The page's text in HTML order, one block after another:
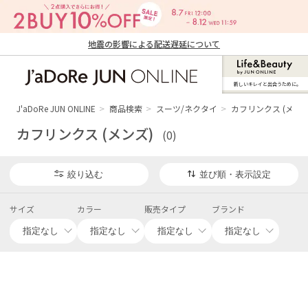
地震の影響による配送遅延について
ン オンライン）
新しいキレイと出合うために。
J'aDoRe JUN ONLINE 商品検索 スーツ/ネクタイ カフリンクス (メン
カフリンクス (メンズ) (0)
絞り込む 並び順・表示設定
サイズ カラー 販売タイプ ブランド